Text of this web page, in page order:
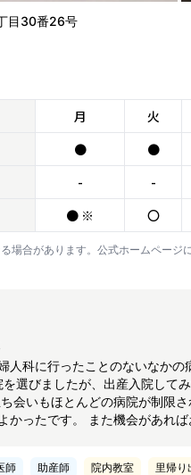
目30番26号
月 火
● ●
- -
● ※ 〇
場合があります。公式ホームページ
人科に行ったことのないなか
を選びましたが、出産入院して
会いもほとんどの病院が制限
かったです。 また機会があれば
師 助産師 院内教室 里帰り